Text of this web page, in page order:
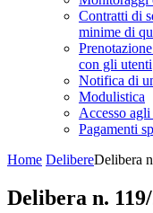
Contratti di
minime di
con gli utenti
Notifica di
Modulistica
Accesso
Pagamenti
Home DelibereDelibera
Delibera n.